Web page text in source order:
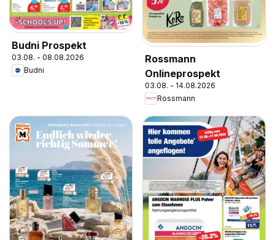
Budni Prospekt
03.08. - 08.08.2026
Budni
Rossmann
Onlineprospekt
03.08. - 14.08.2026
Rossmann